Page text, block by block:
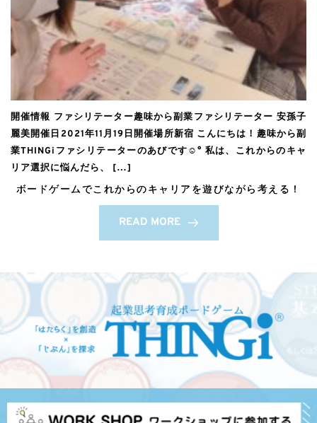
開催情報 ファシリテーター趣味から副業ファシリテーター 安孫子
麗美開催日2021年11月19日開催場所新宿 こんにちは！趣味から副
業THINGiファシリテーターのあびです☺️° 私は、これからのキャ
リア選択に悩んだら、 […]
ボードゲームでこれからのキャリアを遊びながら考える！
READ MORE